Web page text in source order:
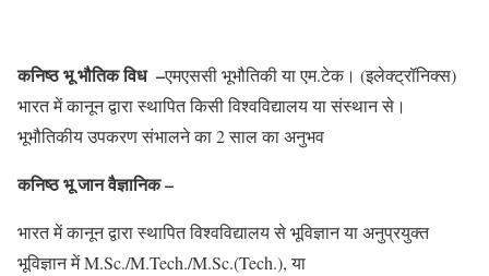
कनिष्ठ भू भौतिक विध –एमएससी भूभौतिकी या एम.टेक। (इलेक्ट्रॉनिक्स)
भारत में कानून द्वारा स्थापित किसी विश्वविद्यालय या संस्थान से।
भूभौतिकीय उपकरण संभालने का 2 साल का अनुभव
कनिष्ठ भू जान वैज्ञानिक –
भारत में कानून द्वारा स्थापित विश्वविद्यालय से भूविज्ञान या अनुप्रयुक्त
भूविज्ञान में M.Sc./M.Tech./M.Sc.(Tech.), या